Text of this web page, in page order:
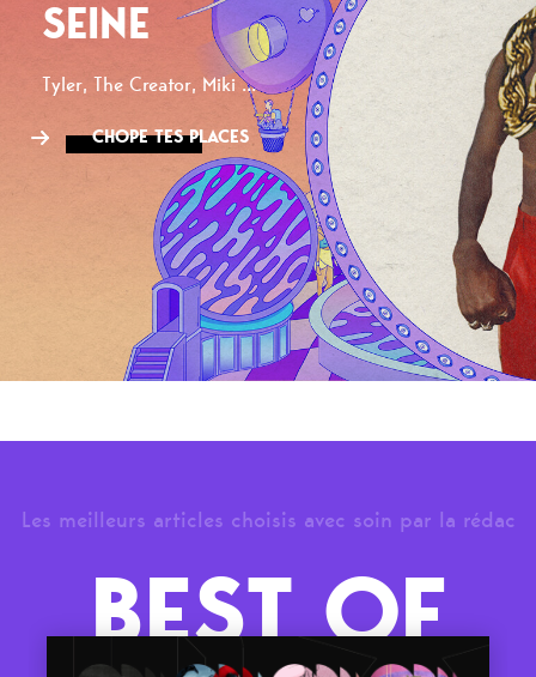
SEINE
Tyler, The Creator, Miki ...
CHOPE TES PLACES
Les meilleurs articles choisis avec soin par la rédac
BEST OF